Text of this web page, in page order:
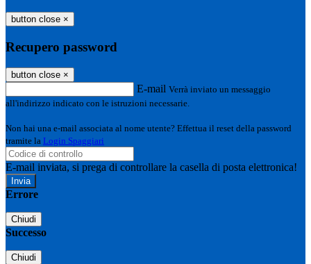
button close ×
Recupero password
button close ×
E-mail Verrà inviato un messaggio
all'indirizzo indicato con le istruzioni necessarie.
Non hai una e-mail associata al nome utente? Effettua il reset della password
tramite la Login Spaggiari
E-mail inviata, si prega di controllare la casella di posta elettronica!
Errore
Chiudi
Successo
Chiudi